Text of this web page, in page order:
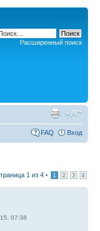
Расширенный поиск
FAQ Вход
1 из 4 • 1 2 3 4
07:38